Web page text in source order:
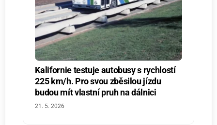
Kalifornie testuje autobusy s rychlostí
225 km/h. Pro svou zběsilou jízdu
budou mít vlastní pruh na dálnici
21. 5. 2026